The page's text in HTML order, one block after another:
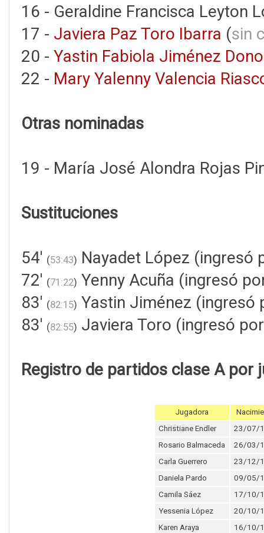
16 - Geraldine Francisca Leyton
17 - Javiera Paz Toro Ibarra (sin
20 - Yastin Fabiola Jiménez
22 - Mary Yalenny Valencia
Otras nominadas
19 - María José Alondra Rojas
Sustituciones
54' (53:43) Nayadet López (ingresó
72' (71:22) Yenny Acuña (ingresó
83' (82:15) Yastin Jiménez (ingresó
83' (82:55) Javiera Toro (ingresó
Registro de partidos clase A por
Jugadora
Christiane Endler
23/07/
Rosario Balmaceda
26/03/
Carla Guerrero
23/12/
Daniela Pardo
09/05/
Camila Sáez
17/10/
Yessenia López
20/10/
Karen Araya
16/10/